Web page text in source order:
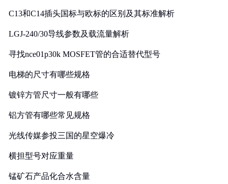
C13和C14插头国标与欧标的区别及其标准解析
LGJ-240/30导线参数及载流量解析
寻找nce01p30k MOSFET管的合适替代型号
电梯的尺寸有哪些规格
镀锌方管尺寸一般有哪些
铝方管有哪些常见规格
光线传媒参投三国的星空爆冷
横担型号对应重量
锰矿石产品化合水含量